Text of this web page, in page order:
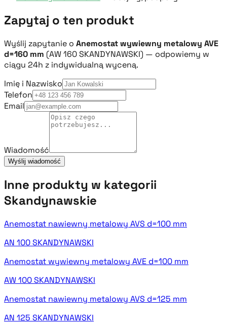
Zapytaj o ten produkt
Wyślij zapytanie o Anemostat wywiewny metalowy AVE
d=160 mm (AW 160 SKANDYNAWSKI) — odpowiemy w
ciągu 24h z indywidualną wyceną.
Imię i Nazwisko
Telefon
Email
Wiadomość
Wyślij wiadomość
Inne produkty w kategorii
Skandynawskie
Anemostat nawiewny metalowy AVS d=100 mm
AN 100 SKANDYNAWSKI
Anemostat wywiewny metalowy AVE d=100 mm
AW 100 SKANDYNAWSKI
Anemostat nawiewny metalowy AVS d=125 mm
AN 125 SKANDYNAWSKI